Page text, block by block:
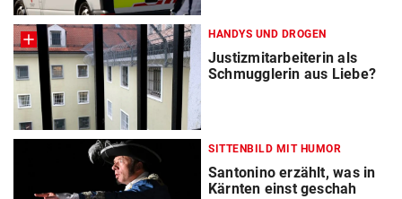
HANDYS UND DROGEN
Justizmitarbeiterin als
Schmugglerin aus Liebe?
SITTENBILD MIT HUMOR
Santonino erzählt, was in
Kärnten einst geschah